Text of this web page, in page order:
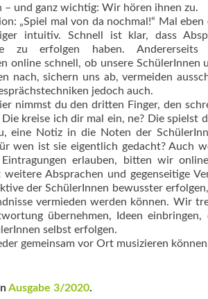
– und ganz wichtig: Wir hören ihnen zu.
„Spiel mal von da nochmal!“ Mal
intuitiv. Schnell ist klar, dass
zu erfolgen haben.
online schnell, ob unsere
nach, sichern uns ab, vermeiden
jedoch auch.
nimmst du den dritten Finger, den
kreise ich dir mal ein, ne? Die spielst
eine Notiz in die Noten der
wen ist sie eigentlich gedacht? Auch
erlauben, bitten wir
Absprachen und gegenseitige
der SchülerInnen bewusster
vermieden werden können. Wir
übernehmen, Ideen
selbst erfolgen.
gemeinsam vor Ort musizieren
Ausgabe 3/2020.